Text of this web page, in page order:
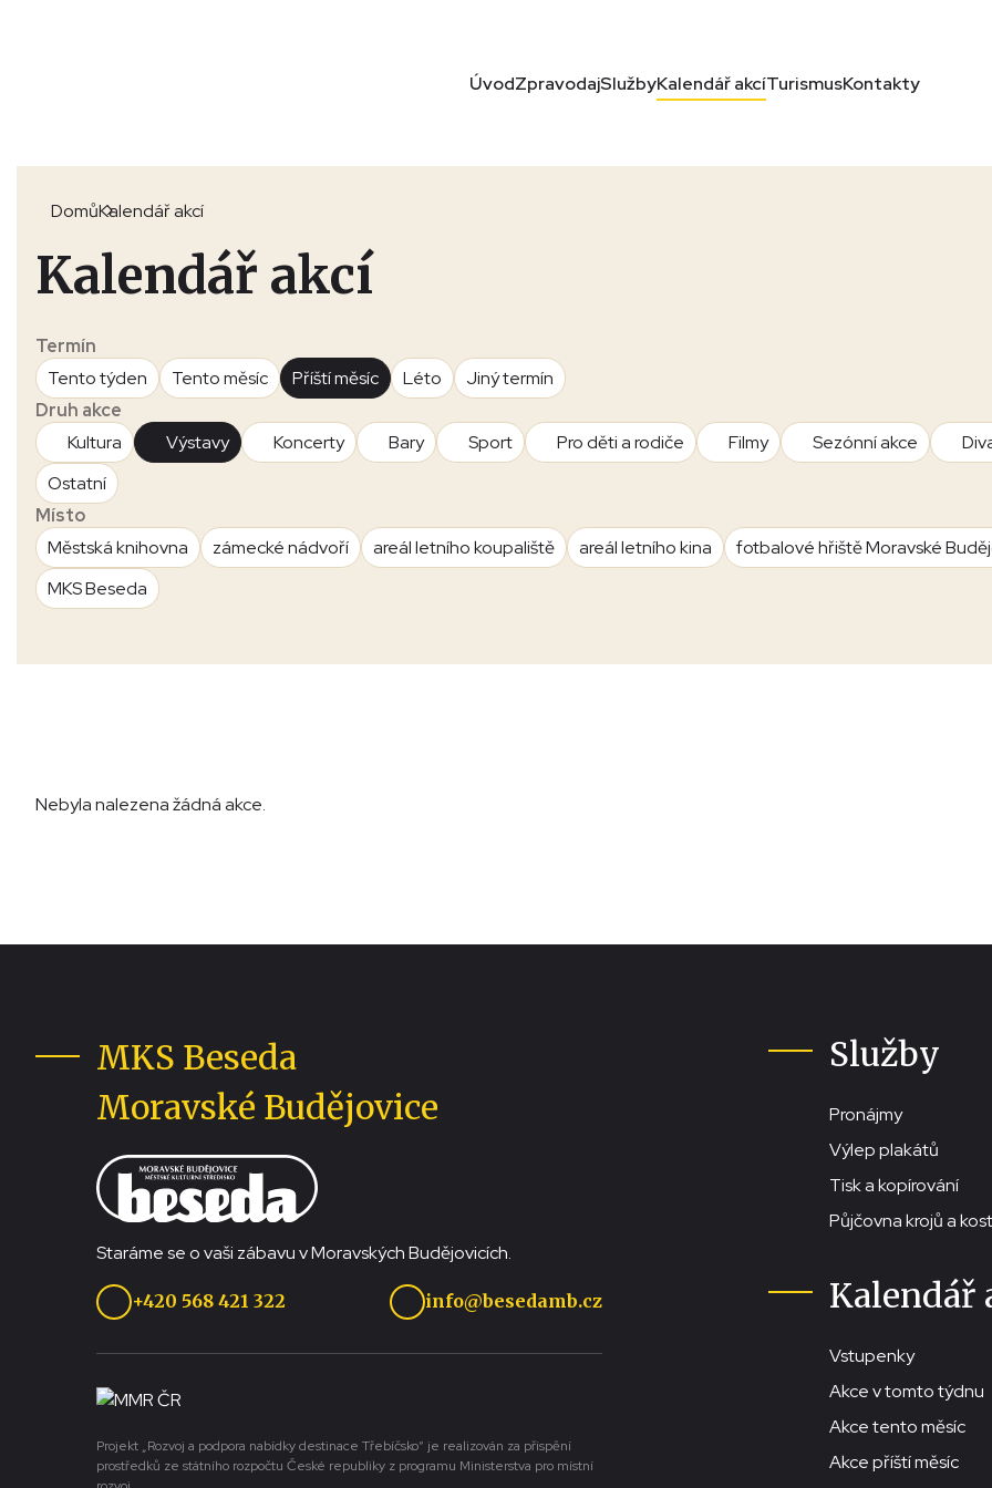
ÚvodZpravodajSlužbyKalendář akcíTurismusKontakty
DomůKalendář akcí
Kalendář akcí
Termín
Tento týden
Tento měsíc Příští měsíc Léto
Jiný termín
Druh akce
Kultura
Výstavy Koncerty Bary Sport Pro děti a rodiče Filmy Sezónní akce
Ostatní
Místo
Městská knihovna
zámecké nádvoří areál letního koupaliště areál letního kina
fotbalové hřiště Moravské
MKS Beseda
Nebyla nalezena žádná akce.
MKS Beseda
Moravské Budějovice
Staráme se o vaši zábavu v Moravských Budějovicích.
+420 568 421 322 info@besedamb.cz
Projekt „Rozvoj a podpora nabídky destinace Třebíčsko“ je realizován za přispění
prostředků ze státního rozpočtu České republiky z programu Ministerstva pro místní
Služby
Pronájmy
Výlep plakátů
Tisk a kopírování
Půjčovna krojů a
Kalendář
Vstupenky
Akce v tomto týdnu
Akce tento měsíc
Akce příští měsíc